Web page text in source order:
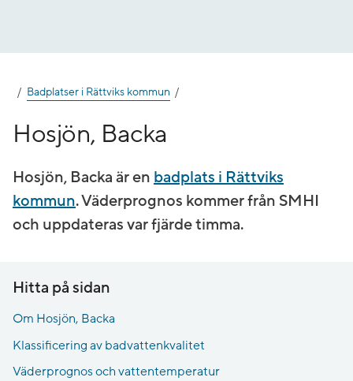
Badplatser i Rättviks kommun
Hosjön, Backa
Hosjön, Backa är en badplats i Rättviks
kommun. Väderprognos kommer från SMHI
och uppdateras var fjärde timma.
Hitta på sidan
Om Hosjön, Backa
Klassificering av badvattenkvalitet
Väderprognos och vattentemperatur